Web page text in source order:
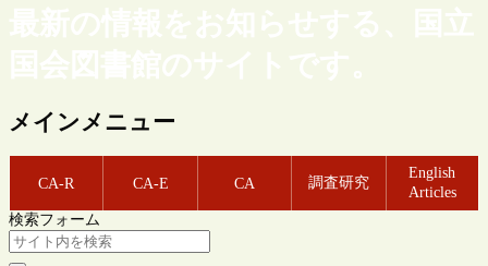
最新の情報をお知らせする、国立
国会図書館のサイトです。
メインメニュー
CA-R CA-E CA 調査研究
English
Articles
検索フォーム